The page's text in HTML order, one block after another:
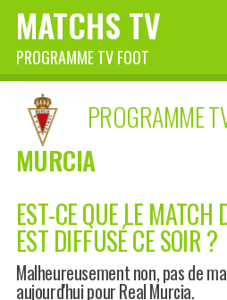
MATCHS TV
PROGRAMME TV FOOT
PROGRAMME
MURCIA
EST-CE QUE LE MATCH
EST DIFFUSÉ CE SOIR ?
Malheureusement non, pas de
aujourd'hui pour Real Murcia.